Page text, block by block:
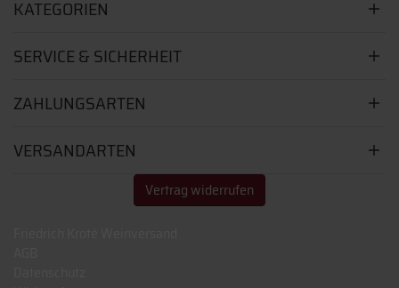
KATEGORIEN
SERVICE & SICHERHEIT
ZAHLUNGSARTEN
VERSANDARTEN
Vertrag widerrufen